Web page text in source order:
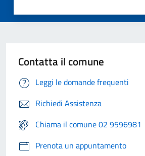
Contatta il comune
Leggi le domande frequenti
Richiedi Assistenza
Chiama il comune 02 9596981
Prenota un appuntamento